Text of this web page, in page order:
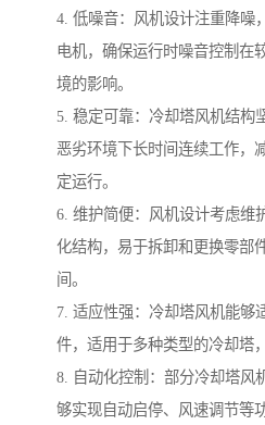
4. 低噪音：风机设计注重降噪
电机，确保运行时噪音控制在
境的影响。
5. 稳定可靠：冷却塔风机结构
恶劣环境下长时间连续工作，
定运行。
6. 维护简便：风机设计考虑维
化结构，易于拆卸和更换零部
间。
7. 适应性强：冷却塔风机能够
件，适用于多种类型的冷却塔
8. 自动化控制：部分冷却塔风
够实现自动启停、风速调节等